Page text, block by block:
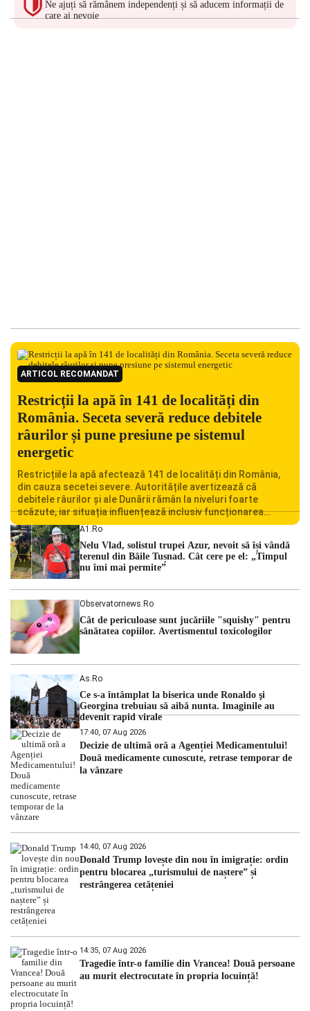
Ne ajuți să rămânem independenți și să aducem informații de
care ai nevoie
ARTICOL RECOMANDAT
Restricții la apă în 141 de localități din
România. Seceta severă reduce debitele
râurilor și pune presiune pe sistemul
energetic
Restricțiile la apă afectează 141 de localități din România,
din cauza secetei severe. Autoritățile avertizează că
debitele râurilor și ale Dunării rămân la niveluri foarte
scăzute, iar situația influențează inclusiv funcționarea
Centralei Nucleare de la Cernavodă. România se confruntă
cu una dintre cele mai dificile perioade din punct de vedere
hidrologic din ultimii ani. Lipsa […]
A1.ro
Nelu Vlad, solistul trupei Azur, nevoit să își vândă
terenul din Băile Tușnad. Cât cere pe el: „Timpul
nu îmi mai permite”
Observatornews.ro
Cât de periculoase sunt jucăriile "squishy" pentru
sănătatea copiilor. Avertismentul toxicologilor
As.ro
Ce s-a întâmplat la biserica unde Ronaldo şi
Georgina trebuiau să aibă nunta. Imaginile au
devenit rapid virale
17:40, 07 Aug 2026
Decizie de ultimă oră a Agenției Medicamentului!
Două medicamente cunoscute, retrase temporar de
la vânzare
14:40, 07 Aug 2026
Donald Trump lovește din nou în imigrație: ordin
pentru blocarea „turismului de naștere” și
restrângerea cetățeniei
14:35, 07 Aug 2026
Tragedie într-o familie din Vrancea! Două persoane
au murit electrocutate în propria locuință!